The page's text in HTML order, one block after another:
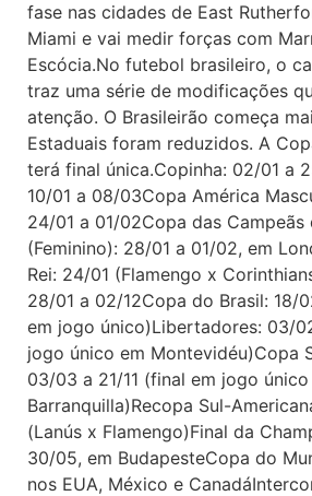
fase nas cidades de East
Miami e vai medir forças com
Escócia.No futebol brasileiro, o
traz uma série de modificações
atenção. O Brasileirão começa
Estaduais foram reduzidos. A
terá final única.Copinha: 02/01 a
10/01 a 08/03Copa América
24/01 a 01/02Copa das Campeãs
(Feminino): 28/01 a 01/02, em
Rei: 24/01 (Flamengo x
28/01 a 02/12Copa do Brasil: 18/
em jogo único)Libertadores: 03/
jogo único em Montevidéu)Copa
03/03 a 21/11 (final em jogo único
Barranquilla)Recopa Sul-
(Lanús x Flamengo)Final da
30/05, em BudapesteCopa do
nos EUA, México e